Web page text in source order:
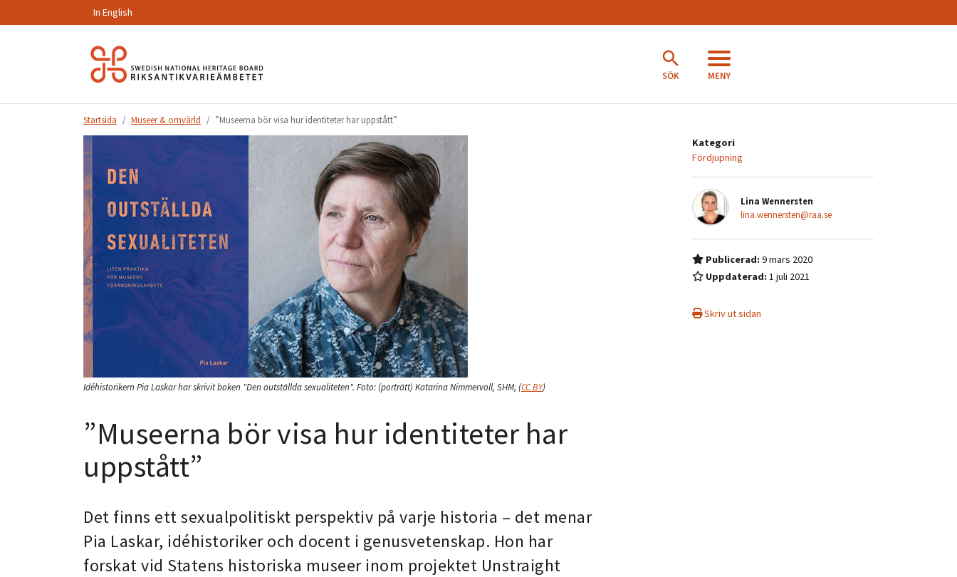
In English
SÖK MENY
Startsida Museer & omvärld ”Museerna bör visa hur identiteter har uppstått”
Idéhistorikern Pia Laskar har skrivit boken "Den outställda sexualiteten". Foto:(porträtt) Katarina Nimmervoll, SHM, (CC BY)
”Museerna bör visa hur identiteter har
uppstått”
Det finns ett sexualpolitiskt perspektiv på varje historia – det menar
Pia Laskar, idéhistoriker och docent i genusvetenskap. Hon har
forskat vid Statens historiska museer inom projektet Unstraight
Kategori
Fördjupning
Lina Wennersten
lina.wennersten@raa.se
Publicerad:9 mars 2020
Uppdaterad:1 juli 2021
Skriv ut sidan